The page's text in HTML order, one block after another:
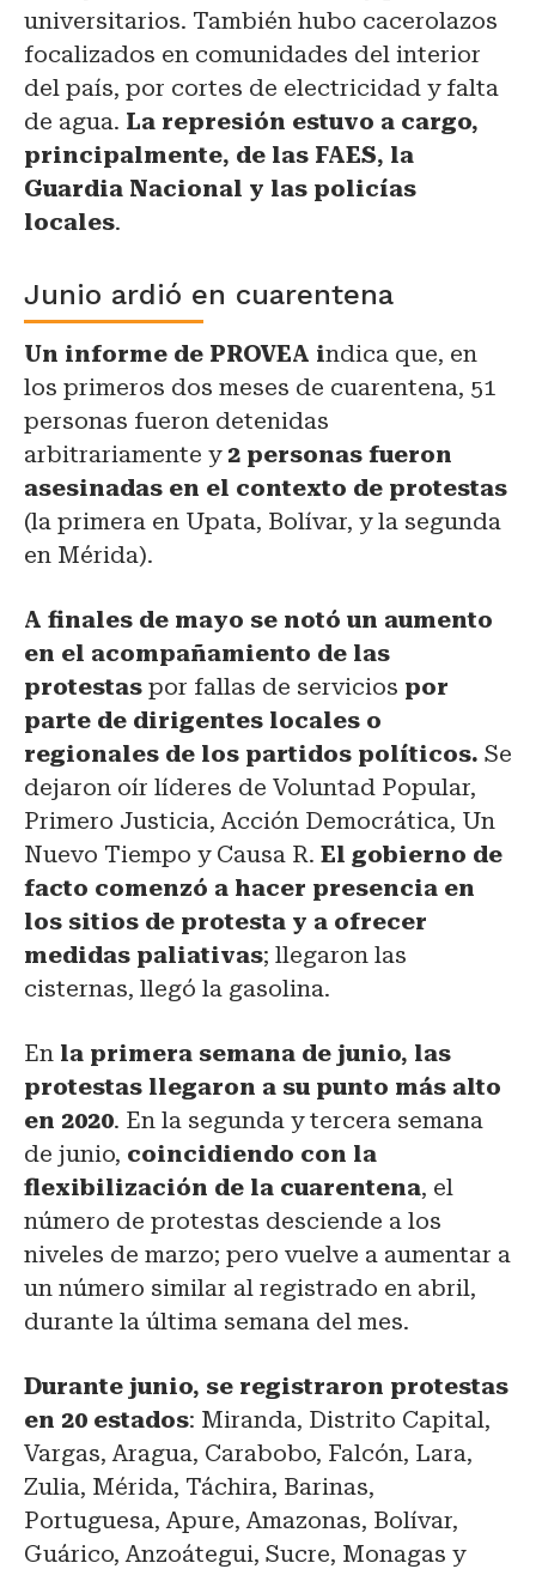
universitarios. También hubo cacerolazos
focalizados en comunidades del interior
del país, por cortes de electricidad y falta
de agua. La represión estuvo a cargo,
principalmente, de las FAES, la
Guardia Nacional y las policías
locales.
Junio ardió en cuarentena
Un informe de PROVEA indica que, en
los primeros dos meses de cuarentena, 51
personas fueron detenidas
arbitrariamente y 2 personas fueron
asesinadas en el contexto de protestas
(la primera en Upata, Bolívar, y la segunda
en Mérida).
A finales de mayo se notó un aumento
en el acompañamiento de las
protestas por fallas de servicios por
parte de dirigentes locales o
regionales de los partidos políticos. Se
dejaron oír líderes de Voluntad Popular,
Primero Justicia, Acción Democrática, Un
Nuevo Tiempo y Causa R. El gobierno de
facto comenzó a hacer presencia en
los sitios de protesta y a ofrecer
medidas paliativas; llegaron las
cisternas, llegó la gasolina.
En la primera semana de junio, las
protestas llegaron a su punto más alto
en 2020. En la segunda y tercera semana
de junio, coincidiendo con la
flexibilización de la cuarentena, el
número de protestas desciende a los
niveles de marzo; pero vuelve a aumentar a
un número similar al registrado en abril,
durante la última semana del mes.
Durante junio, se registraron protestas
en 20 estados: Miranda, Distrito Capital,
Vargas, Aragua, Carabobo, Falcón, Lara,
Zulia, Mérida, Táchira, Barinas,
Portuguesa, Apure, Amazonas, Bolívar,
Guárico, Anzoátegui, Sucre, Monagas y